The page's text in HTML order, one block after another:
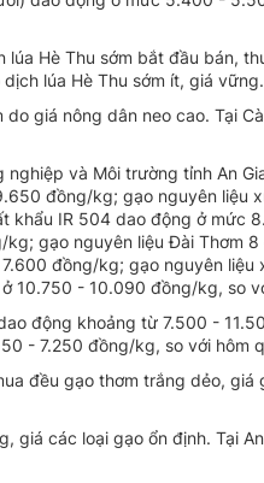
Hè Thu sớm bắt đầu bán,
lúa Hè Thu sớm ít, giá vững.
giá nông dân neo cao. Tại
và Môi trường tỉnh An
đồng/kg; gạo nguyên liệu
khẩu IR 504 dao động ở mức
gạo nguyên liệu Đài Thơm
đồng/kg; gạo nguyên
10.750 - 10.090 đồng/kg, so
động khoảng từ 7.500 -
- 7.250 đồng/kg, so với hôm
đều gạo thơm trắng dẻo,
giá các loại gạo ổn định. Tại